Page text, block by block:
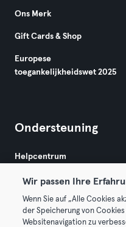
Ons Merk
Gift Cards & Shop
Europese
toegankelijkheidswet 2025
Ondersteuning
Helpcentrum
Wir passen Ihre
Wenn Sie auf „Alle Cookies
der Speicherung von
Websitenavigation zu